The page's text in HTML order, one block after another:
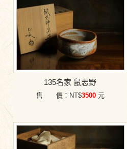
135名家 鼠志野
售 價：NT$3500 元